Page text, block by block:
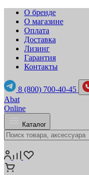
О бренде
О магазине
Оплата
Доставка
Лизинг
Гарантия
Контакты
8 (800) 700-40-45
Abat
Online
Каталог